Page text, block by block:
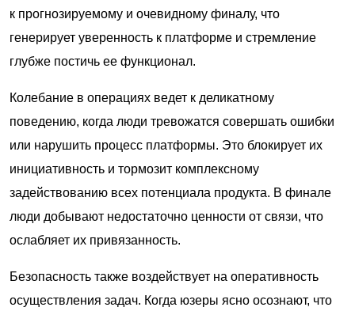
к прогнозируемому и очевидному финалу, что
генерирует уверенность к платформе и стремление
глубже постичь ее функционал.
Колебание в операциях ведет к деликатному
поведению, когда люди тревожатся совершать ошибки
или нарушить процесс платформы. Это блокирует их
инициативность и тормозит комплексному
задействованию всех потенциала продукта. В финале
люди добывают недостаточно ценности от связи, что
ослабляет их привязанность.
Безопасность также воздействует на оперативность
осуществления задач. Когда юзеры ясно осознают, что